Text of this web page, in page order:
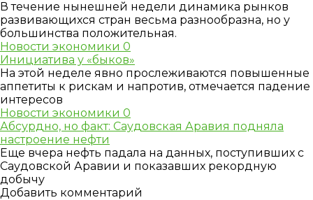
В течение нынешней недели динамика рынков
развивающихся стран весьма разнообразна, но у
большинства положительная.
Новости экономики 0
Инициатива у «быков»
На этой неделе явно прослеживаются повышенные
аппетиты к рискам и напротив, отмечается падение
интересов
Новости экономики 0
Абсурдно, но факт: Саудовская Аравия подняла
настроение нефти
Еще вчера нефть падала на данных, поступивших с
Саудовской Аравии и показавших рекордную
добычу
Добавить комментарий